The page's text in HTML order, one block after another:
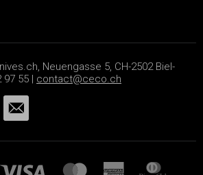
Neuengasse 5, CH-2502 Biel-
97 55 | contact@ceco.ch